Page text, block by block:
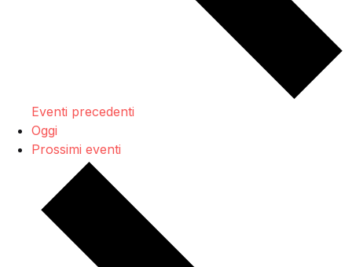
Eventi precedenti
Oggi
Prossimi eventi